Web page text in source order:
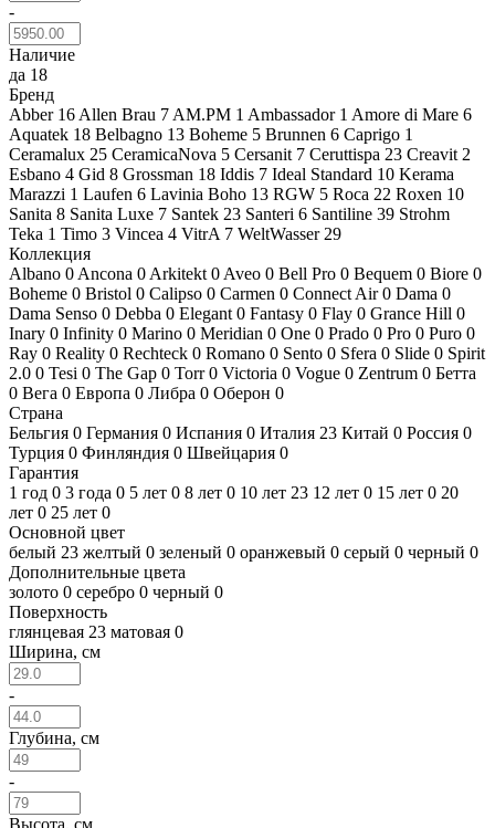
-
Наличие
да 18
Бренд
Abber 16 Allen Brau 7 AM.PM 1 Ambassador 1 Amore di Mare 6
Aquatek 18 Belbagno 13 Boheme 5 Brunnen 6 Caprigo 1
Ceramalux 25 CeramicaNova 5 Cersanit 7 Ceruttispa 23 Creavit 2
Esbano 4 Gid 8 Grossman 18 Iddis 7 Ideal Standard 10 Kerama
Marazzi 1 Laufen 6 Lavinia Boho 13 RGW 5 Roca 22 Roxen 10
Sanita 8 Sanita Luxe 7 Santek 23 Santeri 6 Santiline 39 Strohm
Teka 1 Timo 3 Vincea 4 VitrA 7 WeltWasser 29
Коллекция
Albano 0 Ancona 0 Arkitekt 0 Aveo 0 Bell Pro 0 Bequem 0 Biore 0
Boheme 0 Bristol 0 Calipso 0 Carmen 0 Connect Air0 Dama 0
Dama Senso 0 Debba 0 Elegant 0 Fantasy 0 Flay 0 Grance Hill 0
Inary 0 Infinity 0 Marino 0 Meridian 0 One 0 Prado 0 Pro 0 Puro 0
Ray 0 Reality 0 Rechteck 0 Romano 0 Sento 0 Sfera 0 Slide 0 Spirit
2.0 0 Tesi 0 The Gap 0 Torr0 Victoria 0 Vogue 0 Zentrum 0 Бетта
0 Вега 0 Европа 0 Либра 0 Оберон 0
Страна
Бельгия 0 Германия 0 Испания 0 Италия 23 Китай 0 Россия 0
Турция 0 Финляндия 0 Швейцария 0
Гарантия
1 год 0 3 года 0 5 лет 0 8 лет 0 10 лет 23 12 лет 0 15 лет 0 20
лет 0 25 лет 0
Основной цвет
белый 23 желтый 0 зеленый 0 оранжевый 0 серый 0 черный 0
Дополнительные цвета
золото 0 серебро 0 черный 0
Поверхность
глянцевая 23 матовая 0
Ширина, см
-
Глубина, см
-
Высота, см